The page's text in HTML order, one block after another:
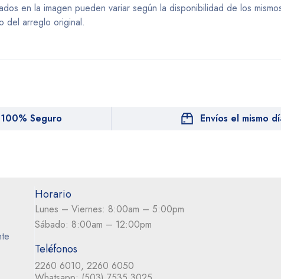
en la imagen pueden variar según la disponibilidad de los
del arreglo original.
Seguro Envíos el mismo
Horario
Lunes – Viernes: 8:00am – 5:00pm
Sábado: 8:00am – 12:00pm
Teléfonos
2260 6010, 2260 6050